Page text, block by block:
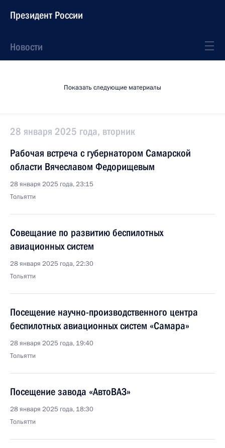
Президент России
Новости
Показать следующие материалы
28 января 2025 года, вторник
Рабочая встреча с губернатором Самарской
области Вячеславом Федорищевым
28 января 2025 года, 23:15
Тольятти
Совещание по развитию беспилотных
авиационных систем
28 января 2025 года, 22:30
Тольятти
Посещение научно-производственного центра
беспилотных авиационных систем «Самара»
28 января 2025 года, 19:40
Тольятти
Посещение завода «АвтоВАЗ»
28 января 2025 года, 18:30
Тольятти